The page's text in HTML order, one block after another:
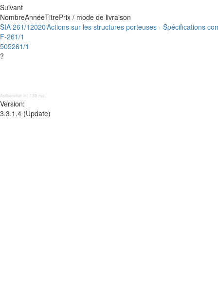
Suivant
NombreAnnéeTitrePrix / mode de livraison
SIA 261/1
F-261/1
505261/1
?
2020Actions sur les structures porteuses - Spécifications
Aufbereitet in: 133 ms;
Version:
3.3.1.4 (Update)